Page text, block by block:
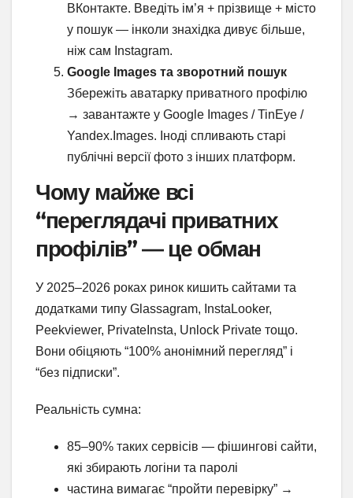
ВКонтакте. Введіть ім’я + прізвище + місто
у пошук — інколи знахідка дивує більше,
ніж сам Instagram.
Google Images та зворотний пошук
Збережіть аватарку приватного профілю
→ завантажте у Google Images / TinEye /
Yandex.Images. Іноді спливають старі
публічні версії фото з інших платформ.
Чому майже всі
“переглядачі приватних
профілів” — це обман
У 2025–2026 роках ринок кишить сайтами та
додатками типу Glassagram, InstaLooker,
Peekviewer, PrivateInsta, Unlock Private тощо.
Вони обіцяють “100% анонімний перегляд” і
“без підписки”.
Реальність сумна:
85–90% таких сервісів — фішингові сайти,
які збирають логіни та паролі
частина вимагає “пройти перевірку” →